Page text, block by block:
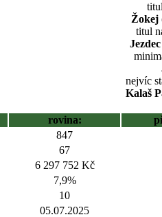
Žokej
titul
Jezdec
nejvíc
Kalaš
rovina:
847
67
6 297 752 Kč
7,9%
10
05.07.2025